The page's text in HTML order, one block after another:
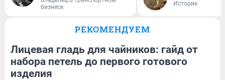
бизнесе
Историк
РЕКОМЕНДУЕМ
Лицевая гладь для чайников: гайд от
набора петель до первого готового
изделия